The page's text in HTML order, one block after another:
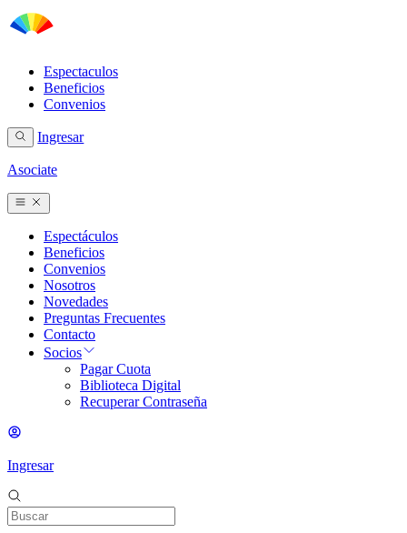
Espectaculos
Beneficios
Convenios
Ingresar
Asociate
Espectáculos
Beneficios
Convenios
Nosotros
Novedades
Preguntas Frecuentes
Contacto
Socios
Pagar Cuota
Biblioteca Digital
Recuperar Contraseña
Ingresar